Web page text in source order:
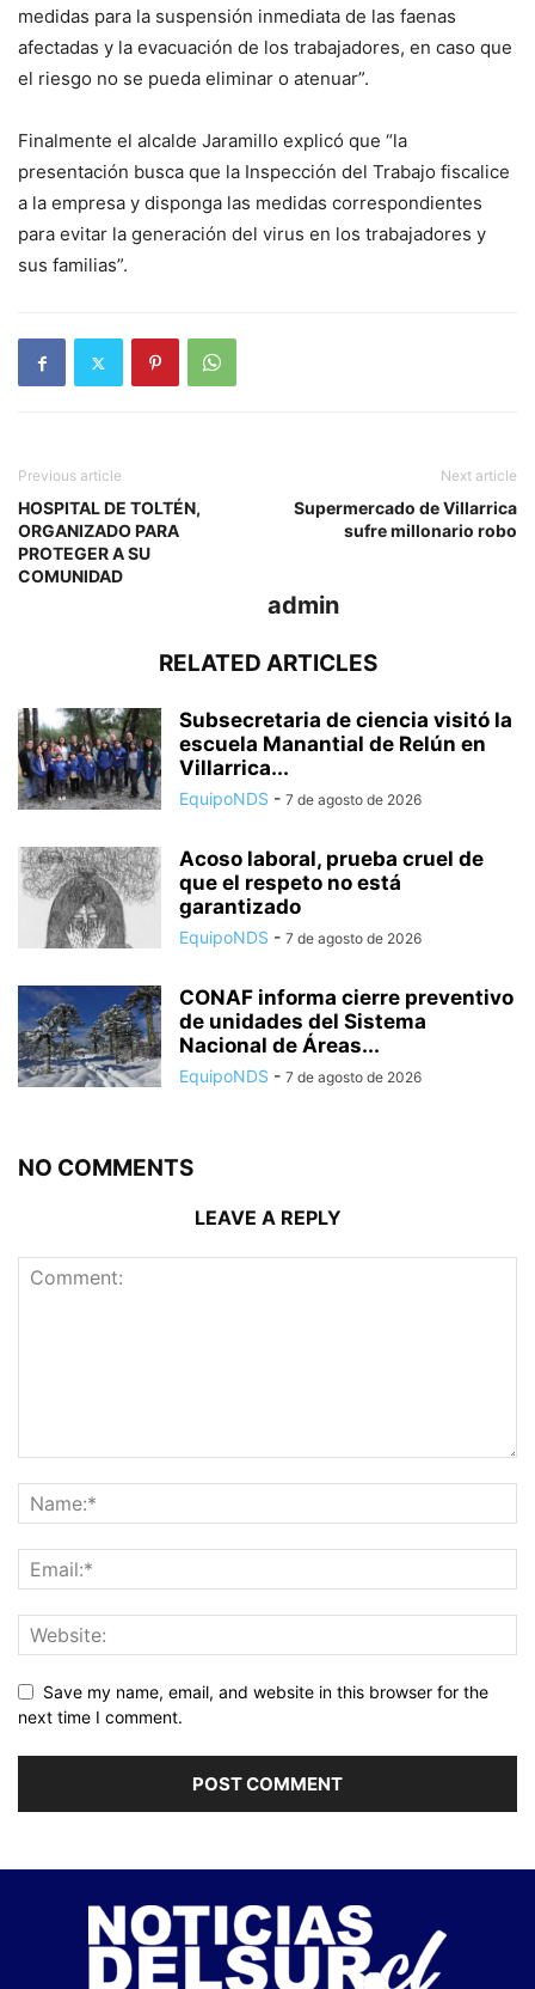
medidas para la suspensión inmediata de las faenas
afectadas y la evacuación de los trabajadores, en caso que
el riesgo no se pueda eliminar o atenuar”.
Finalmente el alcalde Jaramillo explicó que “la
presentación busca que la Inspección del Trabajo fiscalice
a la empresa y disponga las medidas correspondientes
para evitar la generación del virus en los trabajadores y
sus familias”.
Previous article
HOSPITAL DE TOLTÉN,
ORGANIZADO PARA
PROTEGER A SU
COMUNIDAD
Next article
Supermercado de Villarrica
sufre millonario robo
admin
RELATED ARTICLES
Subsecretaria de ciencia visitó la
escuela Manantial de Relún en
Villarrica...
EquipoNDS - 7 de agosto de 2026
Acoso laboral, prueba cruel de
que el respeto no está
garantizado
EquipoNDS - 7 de agosto de 2026
CONAF informa cierre preventivo
de unidades del Sistema
Nacional de Áreas...
EquipoNDS - 7 de agosto de 2026
NO COMMENTS
LEAVE A REPLY
Save my name, email, and website in this browser for the
next time I comment.